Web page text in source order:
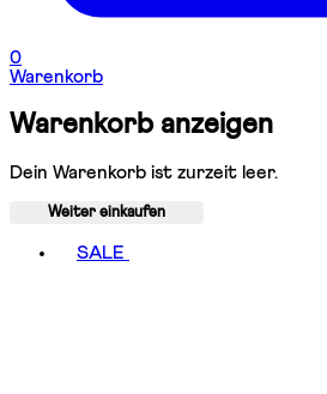
0
Warenkorb
Warenkorb anzeigen
Dein Warenkorb ist zurzeit leer.
Weiter einkaufen
SALE